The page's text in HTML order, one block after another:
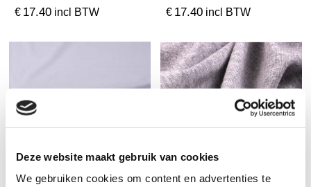
Deze website maakt gebruik van cookies
We gebruiken cookies om content en advertenties te
€ 17.40 incl BTW € 17.40 incl BTW